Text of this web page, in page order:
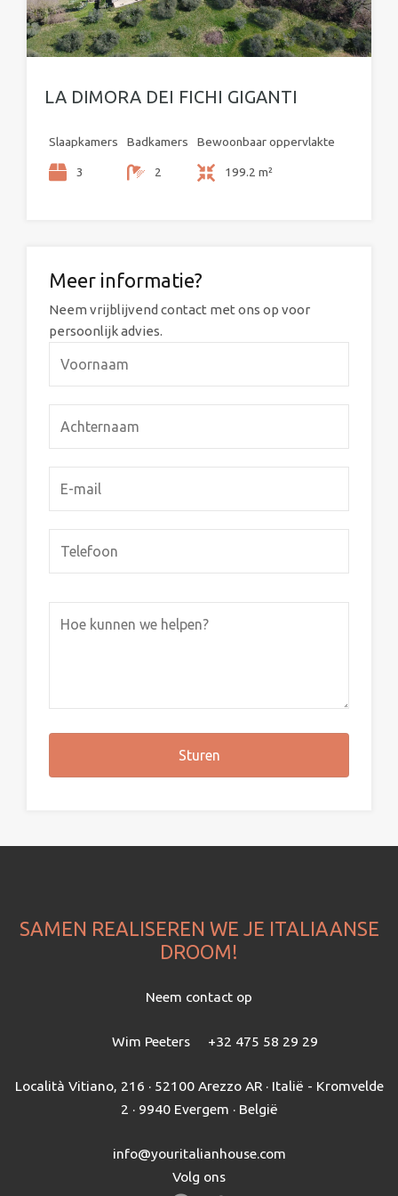
LA DIMORA DEI FICHI GIGANTI
Slaapkamers
3
Badkamers
2
Bewoonbaar oppervlakte
199.2 m²
Meer informatie?
Neem vrijblijvend contact met ons op voor
persoonlijk advies.
SAMEN REALISEREN WE JE ITALIAANSE
DROOM!
Neem contact op
Wim Peeters +32 475 58 29 29
Località Vitiano, 216 · 52100 Arezzo AR · Italië - Kromvelde
2 · 9940 Evergem · België
info@youritalianhouse.com
Volg ons